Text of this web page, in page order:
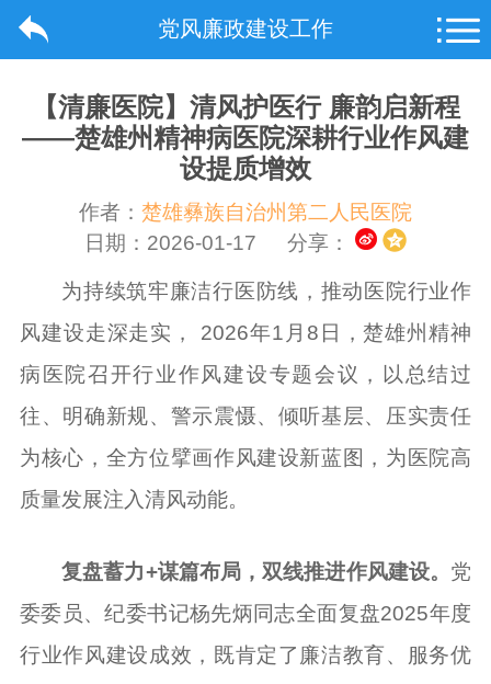
党风廉政建设工作
【清廉医院】清风护医行 廉韵启新程
——楚雄州精神病医院深耕行业作风建
设提质增效
作者： 楚雄彝族自治州第二人民医院
日期：2026-01-17
分享：
为持续筑牢廉洁行医防线，推动医院行业作
风建设走深走实， 2026年1月8日，楚雄州精神
病医院召开行业作风建设专题会议，以总结过
往、明确新规、警示震慑、倾听基层、压实责任
为核心，全方位擘画作风建设新蓝图，为医院高
质量发展注入清风动能。
复盘蓄力+谋篇布局，双线推进作风建设。 党
委委员、纪委书记杨先炳同志全面复盘2025年度
行业作风建设成效，既肯定了廉洁教育、服务优